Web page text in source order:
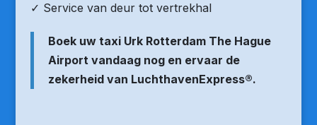
✓ Service van deur tot vertrekhal
Boek uw taxi Urk Rotterdam The Hague
Airport vandaag nog en ervaar de
zekerheid van LuchthavenExpress®.